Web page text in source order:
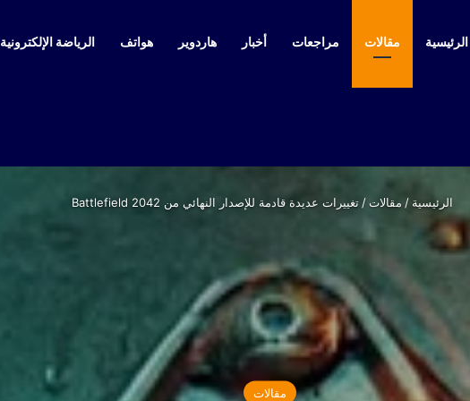
مقالات مراجعات أخبار هاردوير هواتف الرياضة الإلكترونية
الرئيسية / مقالات / تغييرات عديدة قادمة للإصدار النهائي من Battlefield 2042
مقالات